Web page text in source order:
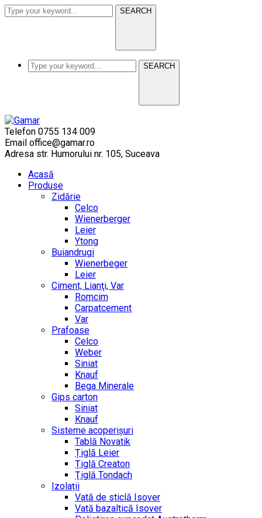
SEARCH
SEARCH
Telefon 0755 134 009
Email office@gamar.ro
Adresa str. Humorului nr. 105, Suceava
Acasă
Produse
Zidărie
Celco
Wienerberger
Leier
Ytong
Buiandrugi
Wienerbeger
Leier
Ciment, Lianţi, Var
Romcim
Carpatcement
Var
Prafoase
Celco
Weber
Siniat
Knauf
Bega Minerale
Gips carton
Siniat
Knauf
Sisteme acoperișuri
Tablă Novatik
Țiglă Leier
Țiglă Creaton
Ţiglă Tondach
Izolații
Vată de sticlă Isover
Vată bazaltică Isover